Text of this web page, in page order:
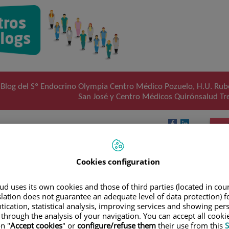
Blog del Sº Endocrino Olympia Centro Médico Pozuelo, H.U.
San José y Centro Médicos Quirónsalud
para el reflujo
reflujo
varias
la
Cookies configuration
uses its own cookies and those of third parties (located in
does not guarantee an adequate level of data protection)
statistical analysis, improving services and showing
the analysis of your navigation. You can accept all
"Accept cookies" or configure/refuse themtheir use from this